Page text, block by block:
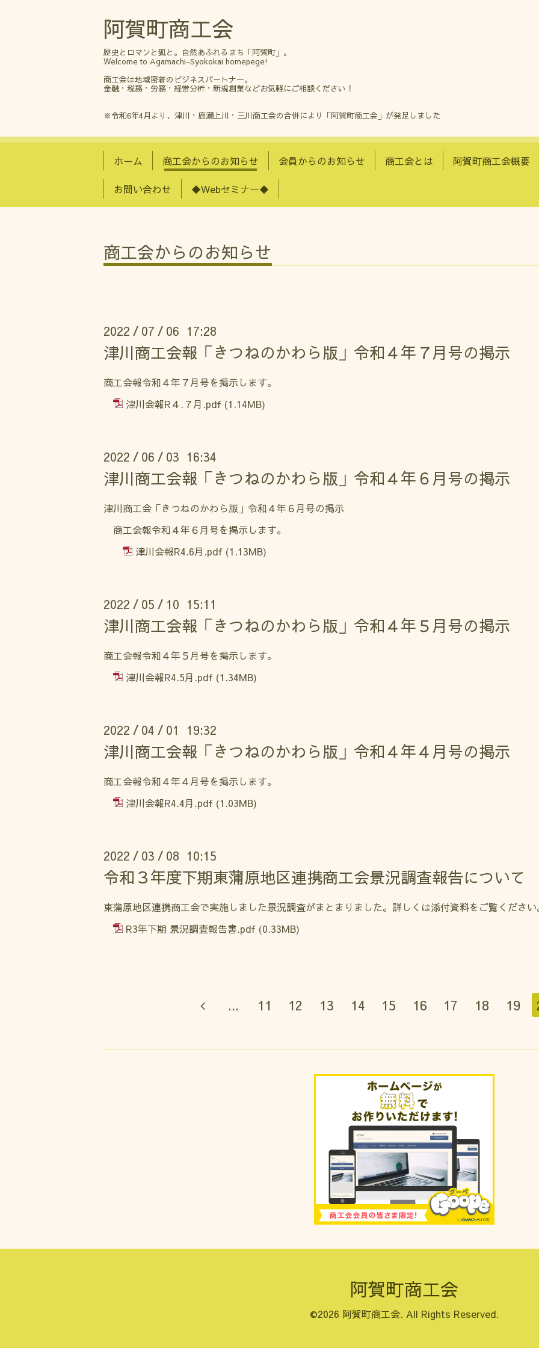
阿賀町商工会
歴史とロマンと狐と。自然あふれるまち「阿賀町」。
Welcome to Agamachi-Syokokai homepege!
商工会は地域密着のビジネスパートナー。
金融・税務・労務・経営分析・新規創業などお気軽にご相談ください！
※令和6年4月より、津川・鹿瀬上川・三川商工会の合併により「阿賀町商工会」が発足しました
ホーム 商工会からのお知らせ 会員からのお知らせ 商工会とは 阿賀町商工会概要
お問い合わせ ◆Webセミナー◆
商工会からのお知らせ
2022 / 07 / 06 17:28
津川商工会報「きつねのかわら版」令和４年７月号の掲示
商工会報令和４年７月号を掲示します。
津川会報R４.７月.pdf (1.14MB)
2022 / 06 / 03 16:34
津川商工会報「きつねのかわら版」令和４年６月号の掲示
津川商工会「きつねのかわら版」令和４年６月号の掲示
商工会報令和４年６月号を掲示します。
津川会報R4.6月.pdf (1.13MB)
2022 / 05 / 10 15:11
津川商工会報「きつねのかわら版」令和４年５月号の掲示
商工会報令和４年５月号を掲示します。
津川会報R4.5月.pdf (1.34MB)
2022 / 04 / 01 19:32
津川商工会報「きつねのかわら版」令和４年４月号の掲示
商工会報令和４年４月号を掲示します。
津川会報R4.4月.pdf (1.03MB)
2022 / 03 / 08 10:15
令和３年度下期東蒲原地区連携商工会景況調査報告について
東蒲原地区連携商工会で実施しました景況調査がまとまりました。詳しくは添付資料をご覧ください
R3年下期 景況調査報告書.pdf (0.33MB)
... 11 12 13 14 15 16 17 18 19
阿賀町商工会
©2026 阿賀町商工会. All Rights Reserved.